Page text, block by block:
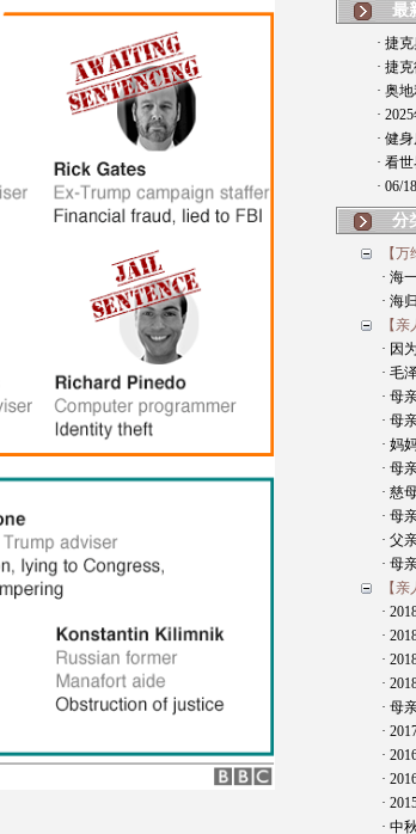
最
· 捷
· 捷
· 奥
·
· 健
· 看
· 06/
分
【万
· 海
· 海
【
· 因
· 毛
· 母
· 母
· 妈
· 母
· 慈
· 母
· 父
· 母
【
·
·
·
·
· 母
·
·
·
·
· 中